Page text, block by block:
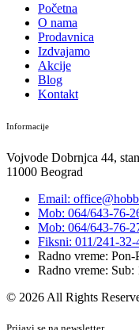
Početna
O nama
Prodavnica
Izdvajamo
Akcije
Blog
Kontakt
Informacije
Vojvode Dobrnjca 44,
11000 Beograd
Email:
Mob: 064/643-76-
Mob: 064/643-76-
Fiksni: 011/241-32-
Radno vreme: Pon-
Radno vreme: Sub:
© 2026 All Rights